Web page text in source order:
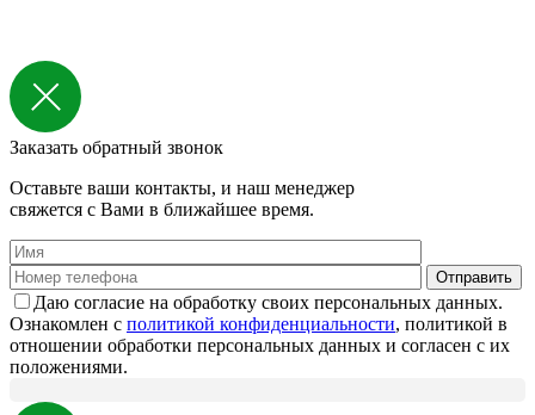
Заказать обратный звонок
Оставьте ваши контакты, и наш менеджер
свяжется с Вами в ближайшее время.
Даю согласие на обработку своих персональных данных.
Ознакомлен с политикой конфиденциальности, политикой в
отношении обработки персональных данных и согласен с их
положениями.